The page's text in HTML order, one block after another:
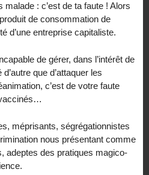
: c’est de ta faute ! Alors
de consommation de
d’une entreprise capitaliste.
de gérer, dans l’intérêt de
que d’attaquer les
c’est de votre faute
méprisants, ségrégationnistes
nous présentant comme
adeptes des pratiques magico-